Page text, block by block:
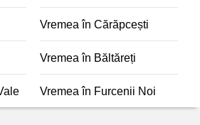
Vremea în Cărăpcești
Vremea în Băltăreți
Vremea în Furcenii Noi